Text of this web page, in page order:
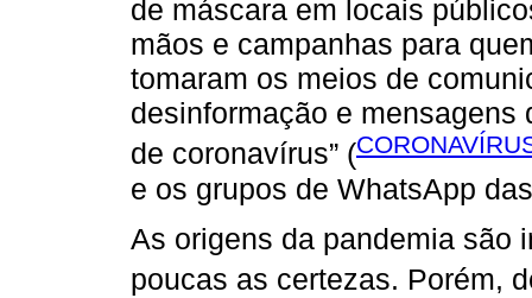
de máscara em locais
mãos e campanhas para
tomaram os meios de
desinformação e mensagens
de coronavírus” (
e os grupos de WhatsApp
As origens da pandemia são
poucas as certezas. Porém,